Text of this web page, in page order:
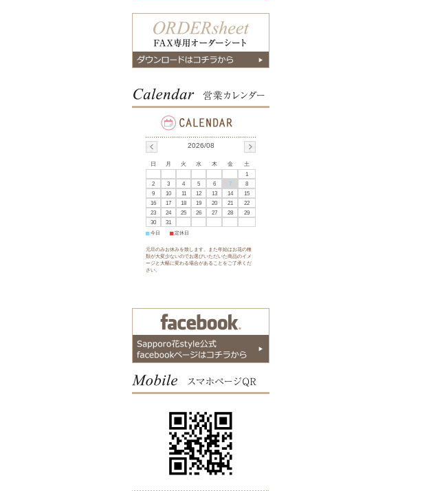
2026/08
日 月 火 水 木 金
土
1
2
3 4 5 6 7
8
9
10 11 12 13 14
15
16
17 18 19 20 21
22
23
24 25 26 27 28
29
30
31
■ 今日 ■ 定休日
元旦のみお休みを致します。また年始はお花の種
類が大変少ないのでお選びいただいた商品のイメ
ージと大幅に変わる場合があることをご了承くだ
さい。